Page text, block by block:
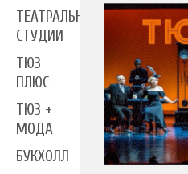
ТЕАТРАЛЬНЫЕ
СТУДИИ
ТЮЗ
ПЛЮС
ТЮЗ +
МОДА
БУКХОЛЛ